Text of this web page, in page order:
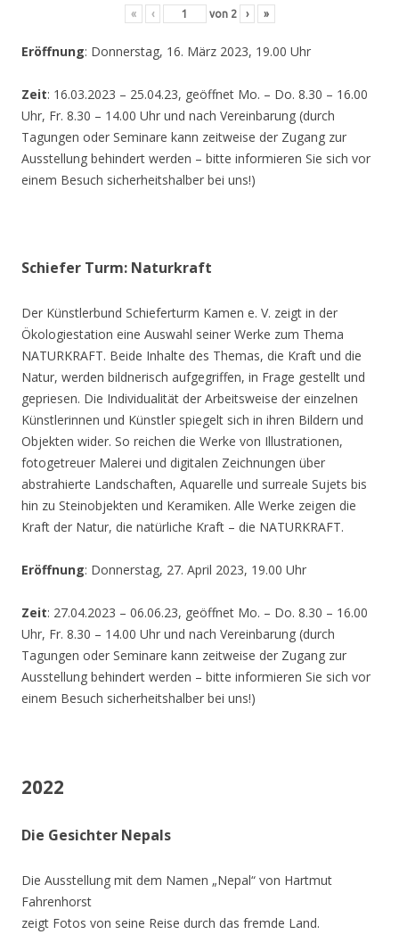
« ‹ von 2 › »
Eröffnung: Donnerstag, 16. März 2023, 19.00 Uhr
Zeit: 16.03.2023 – 25.04.23, geöffnet Mo. – Do. 8.30 – 16.00
Uhr, Fr. 8.30 – 14.00 Uhr und nach Vereinbarung (durch
Tagungen oder Seminare kann zeitweise der Zugang zur
Ausstellung behindert werden – bitte informieren Sie sich vor
einem Besuch sicherheitshalber bei uns!)
Schiefer Turm: Naturkraft
Der Künstlerbund Schieferturm Kamen e. V. zeigt in der
Ökologiestation eine Auswahl seiner Werke zum Thema
NATURKRAFT. Beide Inhalte des Themas, die Kraft und die
Natur, werden bildnerisch aufgegriffen, in Frage gestellt und
gepriesen. Die Individualität der Arbeitsweise der einzelnen
Künstlerinnen und Künstler spiegelt sich in ihren Bildern und
Objekten wider. So reichen die Werke von Illustrationen,
fotogetreuer Malerei und digitalen Zeichnungen über
abstrahierte Landschaften, Aquarelle und surreale Sujets bis
hin zu Steinobjekten und Keramiken. Alle Werke zeigen die
Kraft der Natur, die natürliche Kraft – die NATURKRAFT.
Eröffnung: Donnerstag, 27. April 2023, 19.00 Uhr
Zeit: 27.04.2023 – 06.06.23, geöffnet Mo. – Do. 8.30 – 16.00
Uhr, Fr. 8.30 – 14.00 Uhr und nach Vereinbarung (durch
Tagungen oder Seminare kann zeitweise der Zugang zur
Ausstellung behindert werden – bitte informieren Sie sich vor
einem Besuch sicherheitshalber bei uns!)
2022
Die Gesichter Nepals
Die Ausstellung mit dem Namen „Nepal“ von Hartmut
Fahrenhorst
zeigt Fotos von seine Reise durch das fremde Land.